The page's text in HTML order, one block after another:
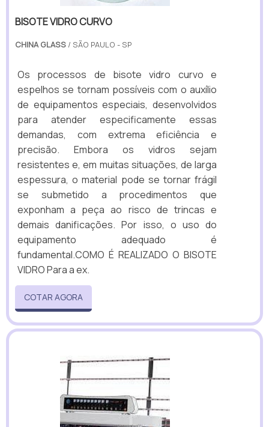
BISOTE VIDRO CURVO
CHINA GLASS / SÃO PAULO - SP
Os processos de bisote vidro curvo e
espelhos se tornam possíveis com o auxílio
de equipamentos especiais, desenvolvidos
para atender especificamente essas
demandas, com extrema eficiência e
precisão. Embora os vidros sejam
resistentes e, em muitas situações, de larga
espessura, o material pode se tornar frágil
se submetido a procedimentos que
exponham a peça ao risco de trincas e
demais danificações. Por isso, o uso do
equipamento adequado é
fundamental.COMO É REALIZADO O BISOTE
VIDRO Para a ex.
COTAR AGORA